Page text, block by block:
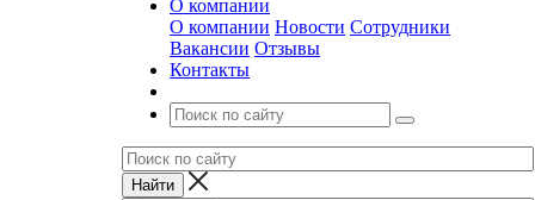
О компании
О компании Новости Сотрудники
Вакансии Отзывы
Контакты